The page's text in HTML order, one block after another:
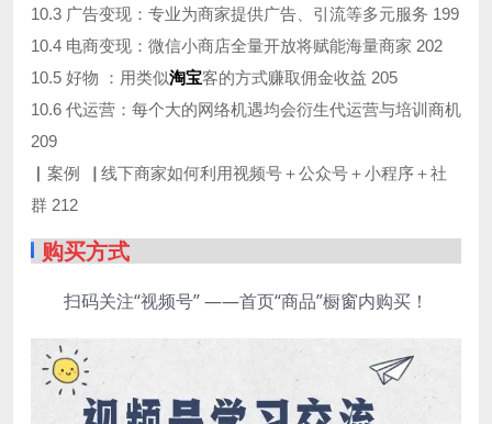
10.3 广告变现：专业为商家提供广告、引流等多元服务 199
10.4 电商变现：微信小商店全量开放将赋能海量商家 202
10.5 好物 ：用类似淘宝客的方式赚取佣金收益 205
10.6 代运营：每个大的网络机遇均会衍生代运营与培训商机
209
▏案例▕ 线下商家如何利用视频号＋公众号＋小程序＋社
群 212
购买方式
扫码关注“视频号” ——首页“商品”橱窗内购买！